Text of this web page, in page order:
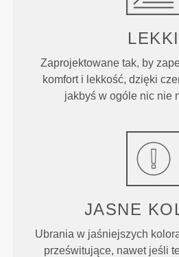
LEKKI
Zaprojektowane tak, by
komfort i lekkość, dzięki
jakbyś w ogóle nic nie
JASNE
Ubrania w jaśniejszych
prześwitujące, nawet jeśli